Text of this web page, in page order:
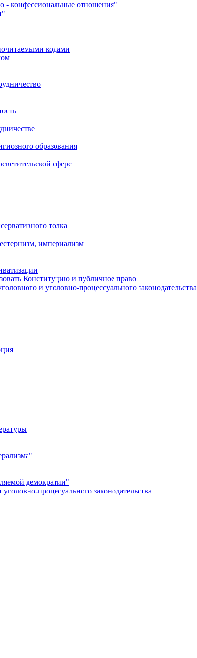
- конфессиональные отношения"
кодами
образования
сфере
толка
империализм
Конституцию и публичное право
и уголовно-процессуального законодательства
демократии"
процесуального законодательства